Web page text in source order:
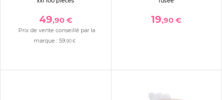
49,90 €
Prix de vente conseillé par la
marque : 59 ,90 €
19,90 €